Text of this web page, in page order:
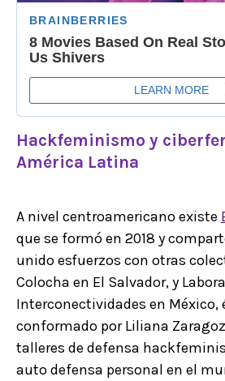
Hackfeminismo y
América Latina
A nivel centroamericano existe
que se formó en 2018 y
unido esfuerzos con otras
Colocha en El Salvador, y
Interconectividades en
conformado por Liliana
talleres de defensa
auto defensa personal en el